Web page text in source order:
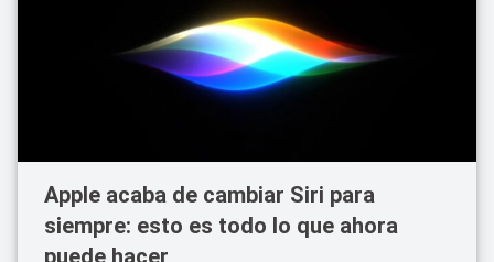
Apple acaba de cambiar Siri para
siempre: esto es todo lo que ahora
puede hacer